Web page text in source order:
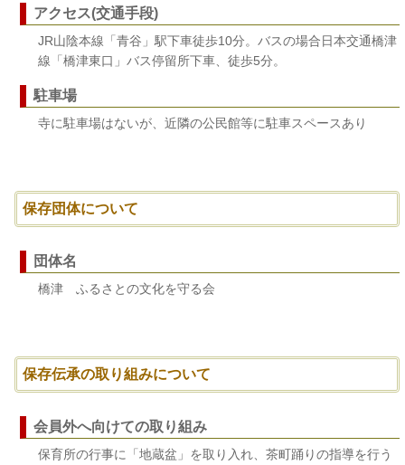
アクセス(交通手段)
JR山陰本線「青谷」駅下車徒歩10分。バスの場合日本交通橋津
線「橋津東口」バス停留所下車、徒歩5分。
駐車場
寺に駐車場はないが、近隣の公民館等に駐車スペースあり
保存団体について
団体名
橋津 ふるさとの文化を守る会
保存伝承の取り組みについて
会員外へ向けての取り組み
保育所の行事に「地蔵盆」を取り入れ、茶町踊りの指導を行う